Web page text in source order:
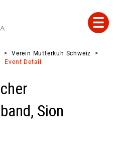
Verein Mutterkuh Schweiz
Event Detail
Sion